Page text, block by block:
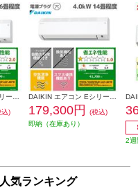
込)
179,300円
(税込)
即納（在庫あり）
2週
気ランキング